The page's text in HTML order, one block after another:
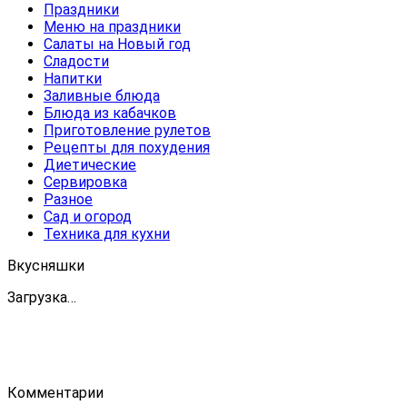
Праздники
Меню на праздники
Салаты на Новый год
Сладости
Напитки
Заливные блюда
Блюда из кабачков
Приготовление рулетов
Рецепты для похудения
Диетические
Сервировка
Разное
Сад и огород
Техника для кухни
Вкусняшки
Загрузка…
Комментарии